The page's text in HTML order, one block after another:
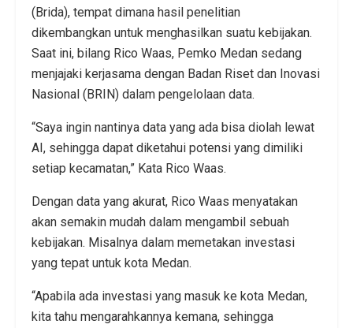
(Brida), tempat dimana hasil penelitian
dikembangkan untuk menghasilkan suatu kebijakan.
Saat ini, bilang Rico Waas, Pemko Medan sedang
menjajaki kerjasama dengan Badan Riset dan Inovasi
Nasional (BRIN) dalam pengelolaan data.
“Saya ingin nantinya data yang ada bisa diolah lewat
AI, sehingga dapat diketahui potensi yang dimiliki
setiap kecamatan,” Kata Rico Waas.
Dengan data yang akurat, Rico Waas menyatakan
akan semakin mudah dalam mengambil sebuah
kebijakan. Misalnya dalam memetakan investasi
yang tepat untuk kota Medan.
“Apabila ada investasi yang masuk ke kota Medan,
kita tahu mengarahkannya kemana, sehingga